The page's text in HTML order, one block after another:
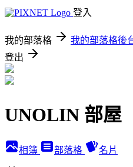
登入
我的部落格 我的部落格後
登出
UNOLIN 部屋
相簿 部落格 名片